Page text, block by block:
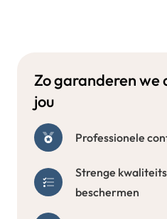
Zo garanderen we
jou
Professionele
Strenge
beschermen